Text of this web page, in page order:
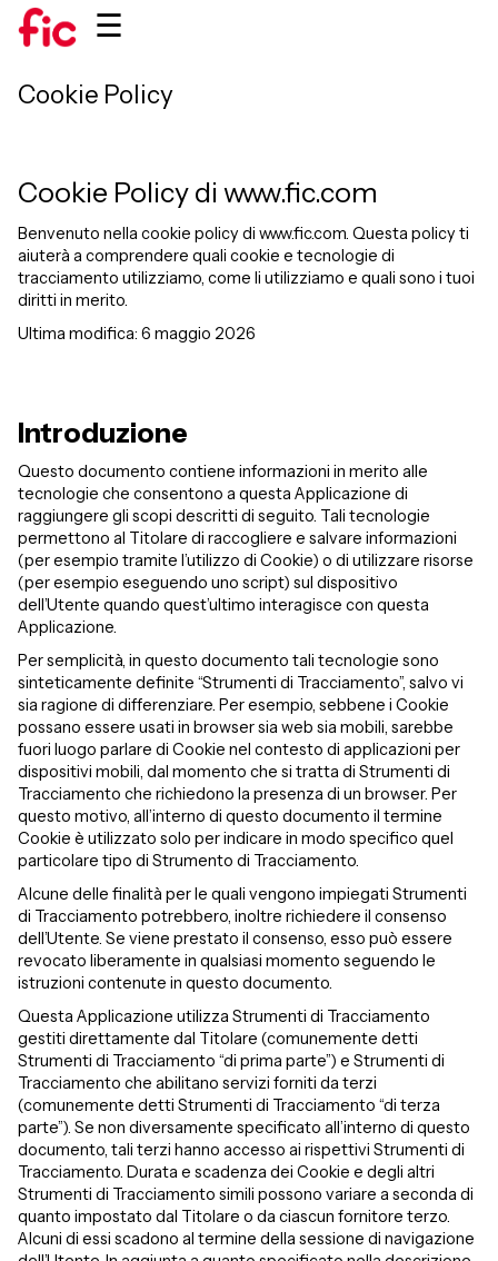
☰
Cookie Policy
Cookie Policy di www.fic.com
Benvenuto nella cookie policy di www.fic.com. Questa policy ti
aiuterà a comprendere quali cookie e tecnologie di
tracciamento utilizziamo, come li utilizziamo e quali sono i tuoi
diritti in merito.
Ultima modifica: 6 maggio 2026
Introduzione
Questo documento contiene informazioni in merito alle
tecnologie che consentono a questa Applicazione di
raggiungere gli scopi descritti di seguito. Tali tecnologie
permettono al Titolare di raccogliere e salvare informazioni
(per esempio tramite l’utilizzo di Cookie) o di utilizzare risorse
(per esempio eseguendo uno script) sul dispositivo
dell’Utente quando quest’ultimo interagisce con questa
Applicazione.
Per semplicità, in questo documento tali tecnologie sono
sinteticamente definite “Strumenti di Tracciamento”, salvo vi
sia ragione di differenziare. Per esempio, sebbene i Cookie
possano essere usati in browser sia web sia mobili, sarebbe
fuori luogo parlare di Cookie nel contesto di applicazioni per
dispositivi mobili, dal momento che si tratta di Strumenti di
Tracciamento che richiedono la presenza di un browser. Per
questo motivo, all’interno di questo documento il termine
Cookie è utilizzato solo per indicare in modo specifico quel
particolare tipo di Strumento di Tracciamento.
Alcune delle finalità per le quali vengono impiegati Strumenti
di Tracciamento potrebbero, inoltre richiedere il consenso
dell’Utente. Se viene prestato il consenso, esso può essere
revocato liberamente in qualsiasi momento seguendo le
istruzioni contenute in questo documento.
Questa Applicazione utilizza Strumenti di Tracciamento
gestiti direttamente dal Titolare (comunemente detti
Strumenti di Tracciamento “di prima parte”) e Strumenti di
Tracciamento che abilitano servizi forniti da terzi
(comunemente detti Strumenti di Tracciamento “di terza
parte”). Se non diversamente specificato all’interno di questo
documento, tali terzi hanno accesso ai rispettivi Strumenti di
Tracciamento. Durata e scadenza dei Cookie e degli altri
Strumenti di Tracciamento simili possono variare a seconda di
quanto impostato dal Titolare o da ciascun fornitore terzo.
Alcuni di essi scadono al termine della sessione di navigazione